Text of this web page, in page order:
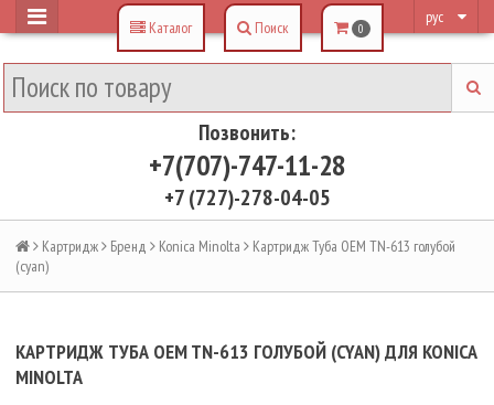
рус
Позвонить:
+7(707)-747-11-28
+7 (727)-278-04-05
Каталог Поиск 0
Картридж Бренд Konica Minolta
Картридж Туба OEM TN-613 голубой
(cyan)
КАРТРИДЖ ТУБА OEM TN-613 ГОЛУБОЙ (CYAN) ДЛЯ KONICA
MINOLTA